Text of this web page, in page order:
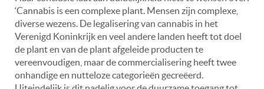
‘Cannabis is een complexe plant. Mensen zijn complexe,
diverse wezens. De legalisering van cannabis in het
Verenigd Koninkrijk en veel andere landen heeft tot doel
de plant en van de plant afgeleide producten te
vereenvoudigen, maar de commercialisering heeft twee
onhandige en nutteloze categorieën gecreëerd.